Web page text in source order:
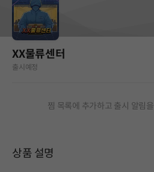
XX물류센터
출시예정
찜 목록에 추가하고 출시 알림
상품 설명